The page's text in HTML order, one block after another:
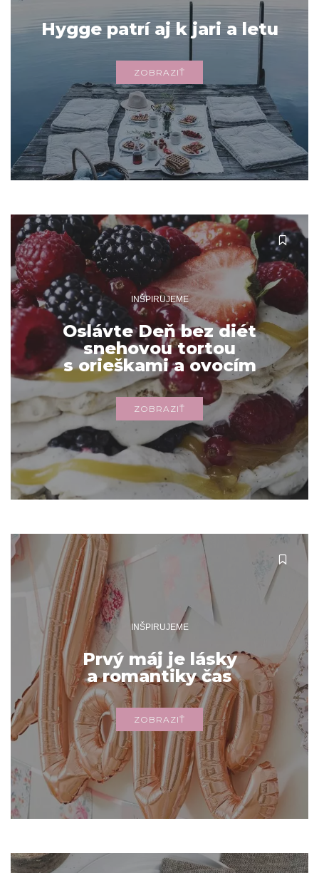
Hygge patrí aj k jari a letu
ZOBRAZIŤ
INŠPIRUJEME
Oslávte Deň bez diét
snehovou tortou
s orieškami a ovocím
ZOBRAZIŤ
INŠPIRUJEME
Prvý máj je lásky
a romantiky čas
ZOBRAZIŤ